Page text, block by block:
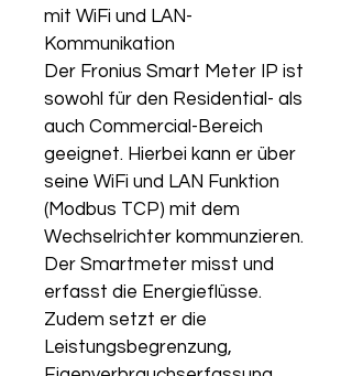
mit WiFi und LAN-
Kommunikation
Der Fronius Smart Meter IP ist
sowohl für den Residential- als
auch Commercial-Bereich
geeignet. Hierbei kann er über
seine WiFi und LAN Funktion
(Modbus TCP) mit dem
Wechselrichter kommunzieren.
Der Smartmeter misst und
erfasst die Energieflüsse.
Zudem setzt er die
Leistungsbegrenzung,